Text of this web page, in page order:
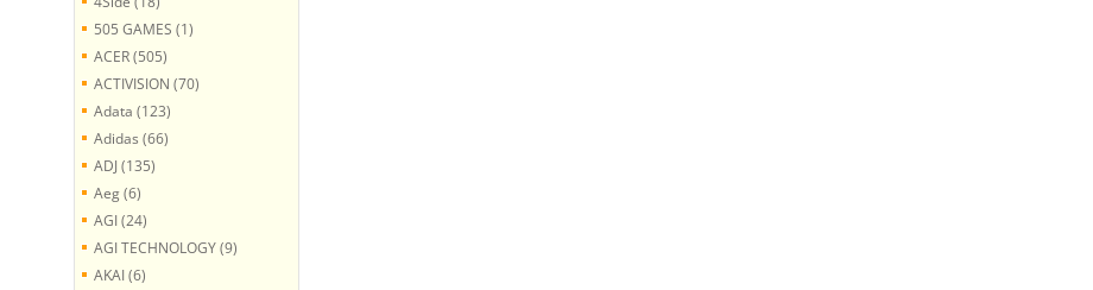
505 GAMES (1)
ACER (505)
ACTIVISION (70)
Adata (123)
Adidas (66)
ADJ (135)
Aeg (6)
AGI (24)
AGI TECHNOLOGY (9)
AKAI (6)